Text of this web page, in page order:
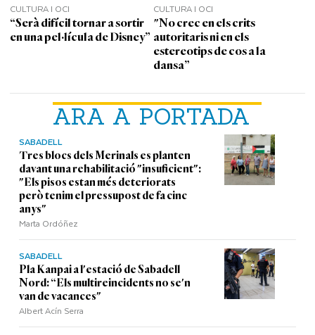
ARA A PORTADA
SABADELL
Tres blocs dels Merinals es planten
davant una rehabilitació "insuficient":
"Els pisos estan més deteriorats
però tenim el pressupost de fa cinc
anys"
Marta Ordóñez
SABADELL
Pla Kanpai a l'estació de Sabadell
Nord: “Els multireincidents no se'n
van de vacances"
Albert Acín Serra
CULTURA I OCI
“Serà difícil tornar a sortir
en una pel·lícula de Disney”
CULTURA I OCI
"No crec en els crits
autoritaris ni en els
estereotips de cos a la
dansa”